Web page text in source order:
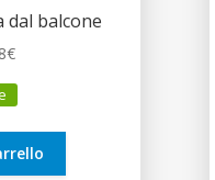
dal balcone
€Il
attuale
8,08€.